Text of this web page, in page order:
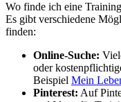
Wo finde ich eine
Es gibt verschiedene
finden:
Online-Suche:
oder
Beispiel Mein
Pinterest: Auf